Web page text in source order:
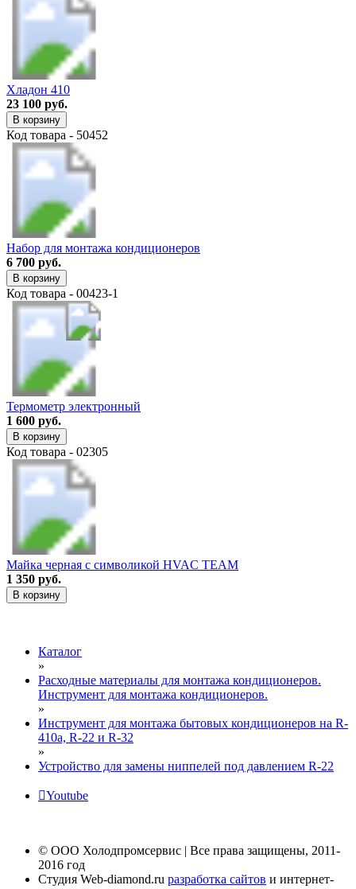
Хладон 410
23 100 руб.
В корзину
Код товара - 50452
Набор для монтажа кондиционеров
6 700 руб.
В корзину
Код товара - 00423-1
Термометр электронный
1 600 руб.
В корзину
Код товара - 02305
Майка черная с символикой HVAC TEAM
1 350 руб.
В корзину
Каталог
»
Расходные материалы для монтажа кондиционеров.
Инструмент для монтажа кондиционеров.
»
Инструмент для монтажа бытовых кондиционеров на R-
410а, R-22 и R-32
»
Устройство для замены ниппелей под давлением R-22
Youtube
© ООО Холодпромсервис | Все права защищены, 2011-
2016 год
Студия Web-diamond.ru разработка сайтов и интернет-